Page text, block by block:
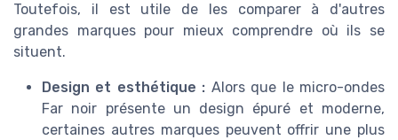
Toutefois, il est utile de les comparer à d'autres
grandes marques pour mieux comprendre où ils se
situent.
Design et esthétique : Alors que le micro-ondes
Far noir présente un design épuré et moderne,
certaines autres marques peuvent offrir une plus